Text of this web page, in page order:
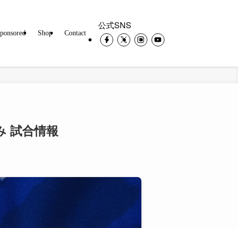
Shop Contact
公式SNS
試合情報